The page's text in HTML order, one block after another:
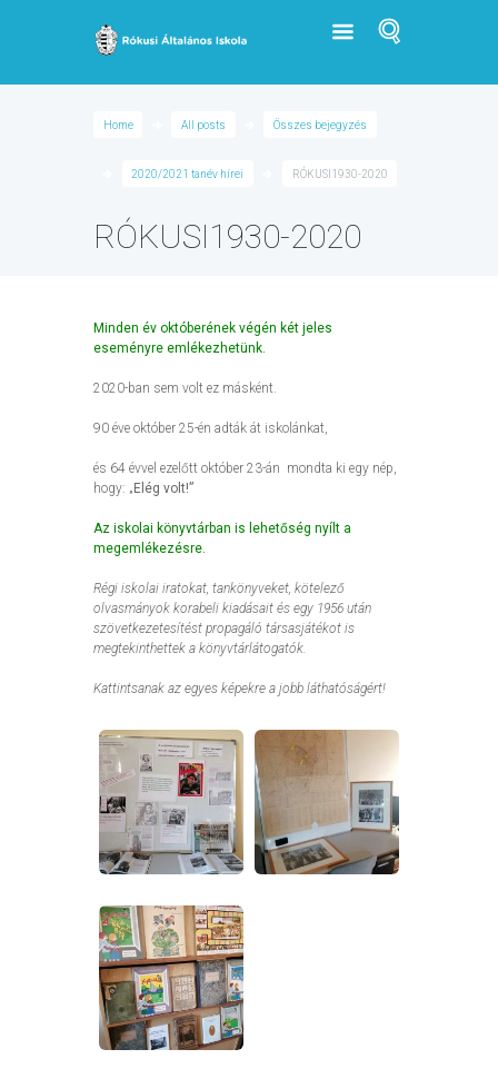
Home All posts Összes bejegyzés
2020/2021 tanév hírei RÓKUSI1930-2020
RÓKUSI1930-2020
Minden év októberének végén két jeles
eseményre emlékezhetünk.
2020-ban sem volt ez másként.
90 éve október 25-én adták át iskolánkat,
és 64 évvel ezelőtt október 23-án mondta ki egy nép,
hogy: „Elég volt!”
Az iskolai könyvtárban is lehetőség nyílt a
megemlékezésre.
Régi iskolai iratokat, tankönyveket, kötelező
olvasmányok korabeli kiadásait és egy 1956 után
szövetkezetesítést propagáló társasjátékot is
megtekinthettek a könyvtárlátogatók.
Kattintsanak az egyes képekre a jobb láthatóságért!